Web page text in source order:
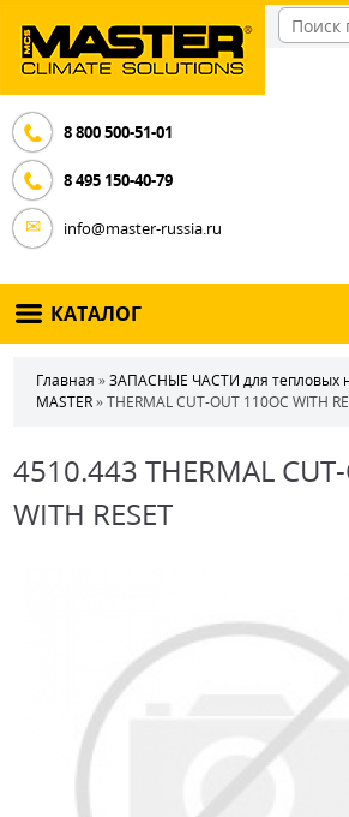
8 800 500-51-01
8 495 150-40-79
info@master-russia.ru
КАТАЛОГ
Главная »ЗАПАСНЫЕ ЧАСТИ для тепловых
MASTER» THERMAL CUT-OUT 110OC WITH
4510.443 THERMAL
WITH RESET